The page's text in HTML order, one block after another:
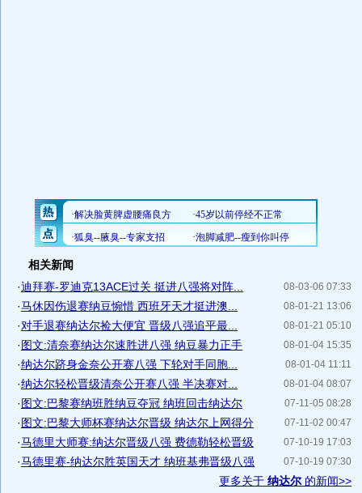
相关新闻
08-03-06 07:33
·迪拜赛-罗迪克13ACE过关 挺进八强将对阵...
08-01-21 13:06
·马休因伤退赛纳豆惋惜 西班牙天才挺进澳...
08-01-21 05:10
·对手退赛纳达尔捡大便宜 晋级八强追平最...
08-01-04 15:35
·图文:清奈赛纳达尔速胜进八强 纳豆暴力正手
08-01-04 11:11
·纳达尔跻身金奈公开赛八强 下轮对手同胞...
08-01-04 08:07
·纳达尔轻松晋级清奈公开赛八强 半决赛对...
07-11-05 08:28
·图文:巴黎赛纳班胜纳豆夺冠 纳班回击纳达尔
07-11-02 00:47
·图文:巴黎大师杯赛纳达尔晋级 纳达尔上网得分
07-10-19 17:03
·马德里大师赛:纳达尔晋级八强 费德勒轻松晋级
07-10-19 07:30
·马德里赛-纳达尔胜英国天才 纳班基弗晋级八强
更多关于 纳达尔 的新闻>>